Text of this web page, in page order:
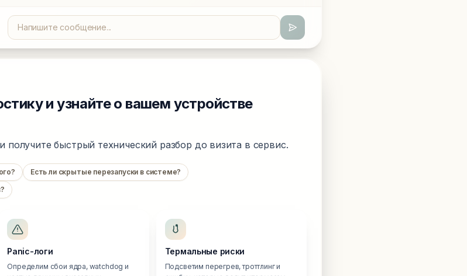
и узнайте о вашем устройстве
получите быстрый технический разбор до визита в сервис.
Есть ли скрытые перезапуски в системе?
Panic-логи
Определим сбои ядра, watchdog и
Термальные риски
Подсветим перегрев, троттлинг и